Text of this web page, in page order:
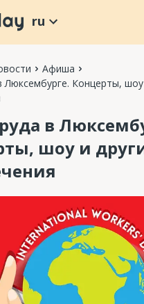
ru
Афиша
Люксембурге. Концерты, шоу
в
шоу и